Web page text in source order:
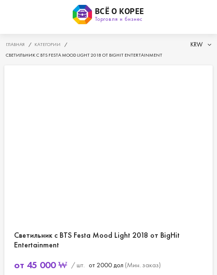
ВСЁ О КОРЕЕ
Торговля и бизнес
ГЛАВНАЯ / КАТЕГОРИИ
/
СВЕТИЛЬНИК С BTS FESTA MOOD LIGHT 2018 ОТ BIGHIT ENTERTAINMENT
KRW
Светильник с BTS Festa Mood Light 2018 от BigHit
Entertainment
от 45 000 ₩ / шт. от 2000 дол (Мин. заказ)